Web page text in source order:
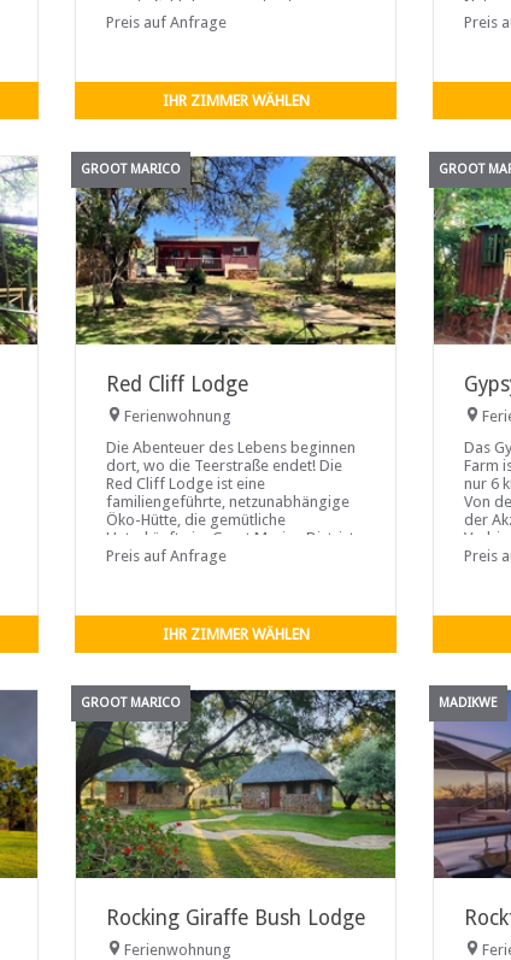
zweite Schlafzimmer ist mit zwei
Einzelbetten ausgestattet. Die
Preis auf Anfrage
IHR ZIMMER WÄHLEN
Natur.
Preis
GROOT MARICO
Red Cliff Lodge
Ferienwohnung
Die Abenteuer des Lebens beginnen
dort, wo die Teerstraße endet! Die
Red Cliff Lodge ist eine
familiengeführte, netzunabhängige
Öko-Hütte, die gemütliche
Unterkünfte im Great Marico District
bietet, der für seine kristallklaren
Preis auf Anfrage
IHR ZIMMER WÄHLEN
GROOT
Das
Farm
nur 6
Von
der
Preis
GROOT MARICO
Rocking Giraffe Bush Lodge
Ferienwohnung
MADIKWE